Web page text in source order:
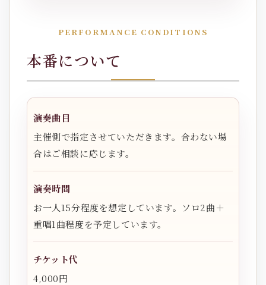
PERFORMANCE CONDITIONS
本番について
演奏曲目
主催側で指定させていただきます。合わない場
合はご相談に応じます。
演奏時間
お一人15分程度を想定しています。ソロ2曲＋
重唱1曲程度を予定しています。
チケット代
4,000円